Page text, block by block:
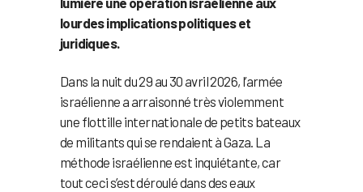
lourdes implications politiques et
juridiques.
Dans la nuit du 29 au 30 avril 2026, l’armée
israélienne a arraisonné très violemment
une flottille internationale de petits bateaux
de militants qui se rendaient à Gaza. La
méthode israélienne est inquiétante, car
tout ceci s’est déroulé dans des eaux